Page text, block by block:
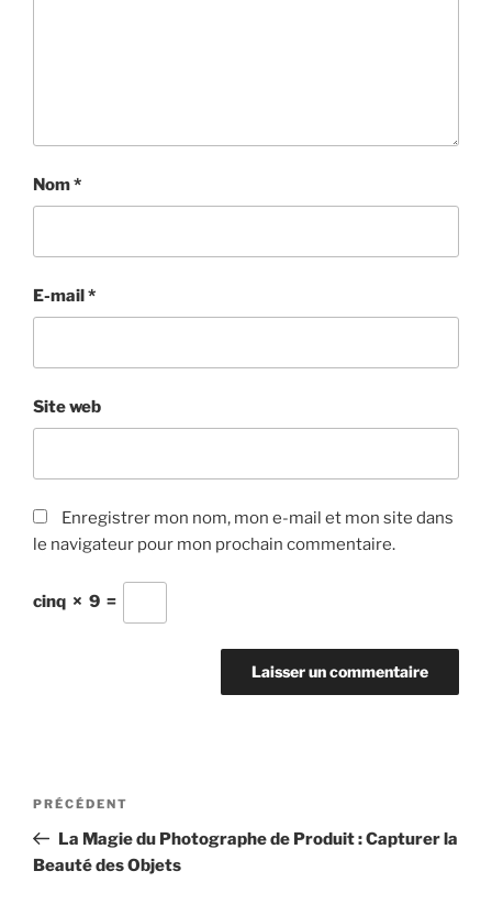
Nom*
E-mail*
Site web
Enregistrer mon nom, mon e-mail et mon site dans
le navigateur pour mon prochain commentaire.
cinq × 9 =
Navigation
l’article
Article
précédent
PRÉCÉDENT
La Magie du Photographe de Produit : Capturer la
Beauté des Objets